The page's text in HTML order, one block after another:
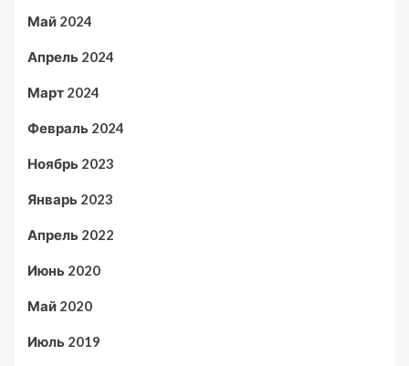
Май 2024
Апрель 2024
Март 2024
Февраль 2024
Ноябрь 2023
Январь 2023
Апрель 2022
Июнь 2020
Май 2020
Июль 2019